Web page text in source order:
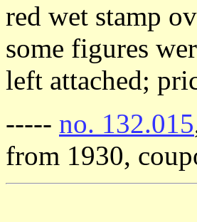
red wet stamp
some figures
left attached;
----- no. 132.015
from 1930,